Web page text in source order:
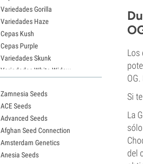
Los
Si
La
del
Variedades Gorilla
Variedades Haze
Cepas Kush
Cepas Purple
Variedades Skunk
Variedades White Widow
Semillas de Granddaddy Purple
Semillas de OG Kush
Semillas de Blue Dream
Semillas de Lemon Haze
Semillas de Bruce Banner
Semillas de Gelato
Zamnesia Seeds
ACE Seeds
Advanced Seeds
Afghan Seed Connection
Amsterdam Genetics
Anesia Seeds